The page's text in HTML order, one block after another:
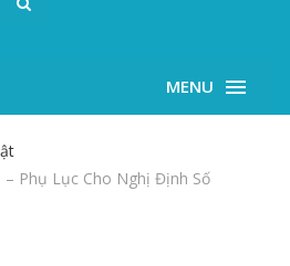
MENU
– Phụ Lục Cho Nghị Định Số